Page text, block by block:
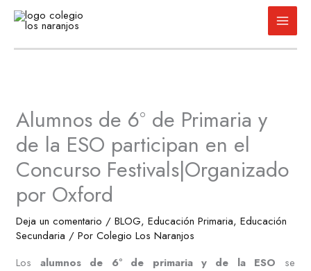
contenido
Alumnos de 6º de Primaria y
de la ESO participan en el
Concurso Festivals|Organizado
por Oxford
Deja un comentario /BLOG,Educación Primaria,Educación
Secundaria / PorColegio Los Naranjos
Los alumnos de 6º de primaria y de la ESO se